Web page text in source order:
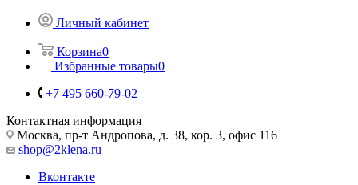
Личный кабинет
Корзина0
Избранные товары0
+7 495 660-79-02
Контактная информация
Москва, пр-т Андропова, д. 38, кор. 3, офис 116
shop@2klena.ru
Вконтакте